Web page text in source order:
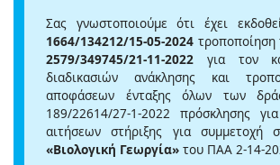
Σας γνωστοποιούμε ότι έχει
1664/134212/15-05-2024 τροποποίηση
2579/349745/21-11-2022 για τον
διαδικασιών ανάκλησης και
αποφάσεων ένταξης όλων των
189/22614/27-1-2022 πρόσκλησης
αιτήσεων στήριξης για συμμετοχή
«Βιολογική Γεωργία» του ΠΑΑ 2-14-